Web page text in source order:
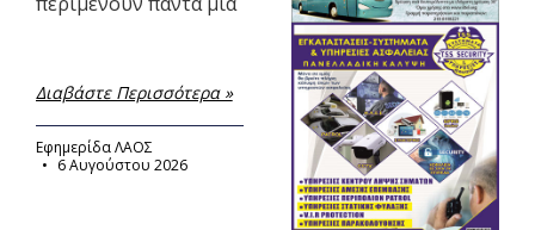
Διαβάστε Περισσότερα »
Εφημερίδα ΛΑΟΣ
6 Αυγούστου 2026